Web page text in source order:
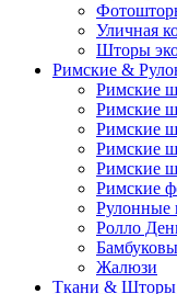
Уличная
Шторы
Римские &
Римские
Римские
Римские
Римские
Римские
Римские
Рулонные
Ролло
Жалюзи
Ткани & Шторы